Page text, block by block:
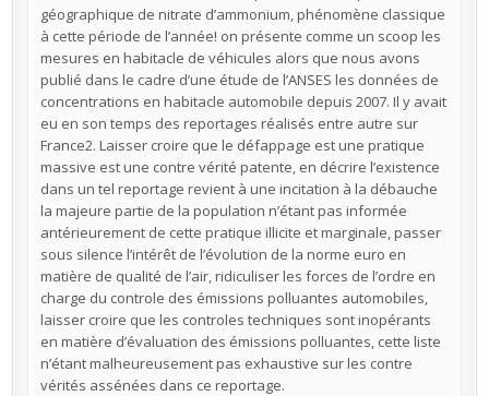
géographique de nitrate d’ammonium, phénomène classique
à cette période de l’année! on présente comme un scoop les
mesures en habitacle de véhicules alors que nous avons
publié dans le cadre d’une étude de l’ANSES les données de
concentrations en habitacle automobile depuis 2007. Il y avait
eu en son temps des reportages réalisés entre autre sur
France2. Laisser croire que le défappage est une pratique
massive est une contre vérité patente, en décrire l’existence
dans un tel reportage revient à une incitation à la débauche
la majeure partie de la population n’étant pas informée
antérieurement de cette pratique illicite et marginale, passer
sous silence l’intérêt de l’évolution de la norme euro en
matière de qualité de l’air, ridiculiser les forces de l’ordre en
charge du controle des émissions polluantes automobiles,
laisser croire que les controles techniques sont inopérants
en matière d’évaluation des émissions polluantes, cette liste
n’étant malheureusement pas exhaustive sur les contre
vérités assénées dans ce reportage.